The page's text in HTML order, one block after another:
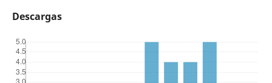
Descargas